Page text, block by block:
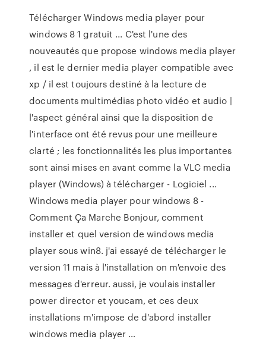
Télécharger Windows media player pour
windows 8 1 gratuit ... C'est l'une des
nouveautés que propose windows media player
, il est le dernier media player compatible avec
xp / il est toujours destiné à la lecture de
documents multimédias photo vidéo et audio |
l'aspect général ainsi que la disposition de
l'interface ont été revus pour une meilleure
clarté ; les fonctionnalités les plus importantes
sont ainsi mises en avant comme la VLC media
player (Windows) à télécharger - Logiciel ...
Windows media player pour windows 8 -
Comment Ça Marche Bonjour, comment
installer et quel version de windows media
player sous win8. j'ai essayé de télécharger le
version 11 mais à l'installation on m'envoie des
messages d'erreur. aussi, je voulais installer
power director et youcam, et ces deux
installations m'impose de d'abord installer
windows media player …